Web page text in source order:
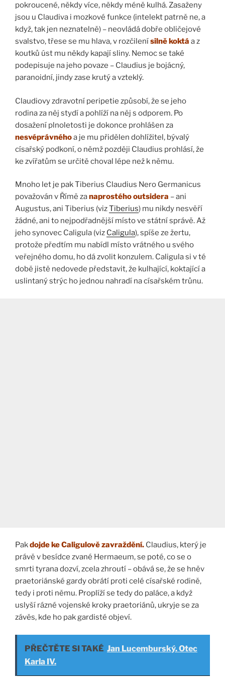
pokroucené, někdy více, někdy méně kulhá. Zasaženy
jsou u Claudiva i mozkové funkce (intelekt patrně ne, a
když, tak jen neznatelně) – neovládá dobře obličejové
svalstvo, třese se mu hlava, v rozčilenísilně koktá a z
koutků úst mu někdy kapají sliny. Nemoc se také
podepisuje na jeho povaze – Claudius je bojácný,
paranoidní, jindy zase krutý a vzteklý.
Claudiovy zdravotní peripetie způsobí, že se jeho
rodina za něj stydí a pohlíží na něj s odporem. Po
dosažení plnoletosti je dokonce prohlášen za
nesvéprávnéhoa je mu přidělen dohlížitel, bývalý
císařský podkoní, o němž později Claudius prohlásí, že
ke zvířatům se určitě choval lépe než k němu.
Mnoho let je pak Tiberius Claudius Nero Germanicus
považován v Římě zanaprostého outsidera – ani
Augustus, ani Tiberius (vizTiberius) mu nikdy nesvěří
žádné, ani to nejpodřadnější místo ve státní správě. Až
jeho synovec Caligula (viz Caligula), spíše ze žertu,
protože předtím mu nabídl místo vrátného u svého
veřejného domu, ho dá zvolit konzulem. Caligula si v té
době jistě nedovede představit, že kulhající, koktající a
uslintaný strýc ho jednou nahradí na císařském trůnu.
Pakdojde ke Caligulově zavraždění. Claudius, který je
právě v besídce zvané Hermaeum, se poté, co se o
smrti tyrana dozví, zcela zhroutí – obává se, že se hněv
praetoriánské gardy obrátí proti celé císařské rodině,
tedy i proti němu. Proplíží se tedy do paláce, a když
uslyší rázné vojenské kroky praetoriánů, ukryje se za
závěs, kde ho pak gardisté objeví.
PŘEČTĚTE SI TAKÉ Jan Lucemburský. Otec
Karla IV.